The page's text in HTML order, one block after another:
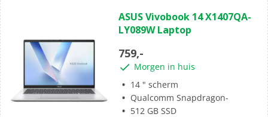
van
de
sterren.
ASUS Vivobook 14 X1407QA-
LY089W Laptop
759,-
Morgen in huis
14 " scherm
Qualcomm Snapdragon-
512 GB SSD